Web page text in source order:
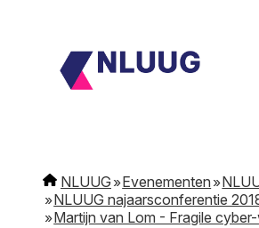
NLUUG Evenementen
NLUUG najaarsconferentie
Martijn van Lom - Fragile